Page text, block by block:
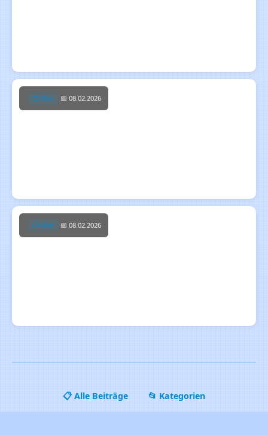
📺 80er 📅 08.02.2026
📺 80er 📅 08.02.2026
📋 Alle Beiträge 📂 Kategorien